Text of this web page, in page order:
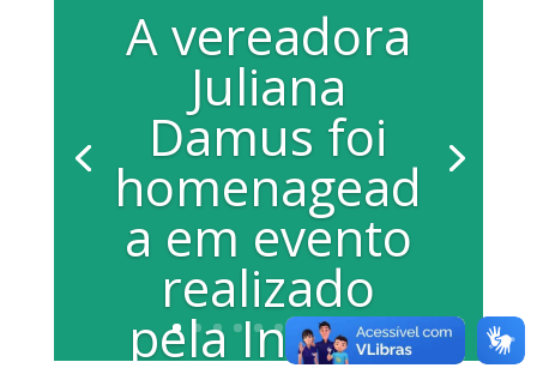
A vereadora
Juliana
Damus foi
homenagead
a em evento
realizado
pela Infosys